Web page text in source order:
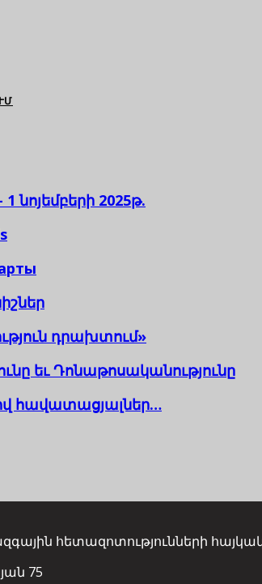
նոյեմբերի 2025թ.
դրախտում»
եւ Դոնաթոսականությունը
հավատացյալներ…
հետազոտությունների
75